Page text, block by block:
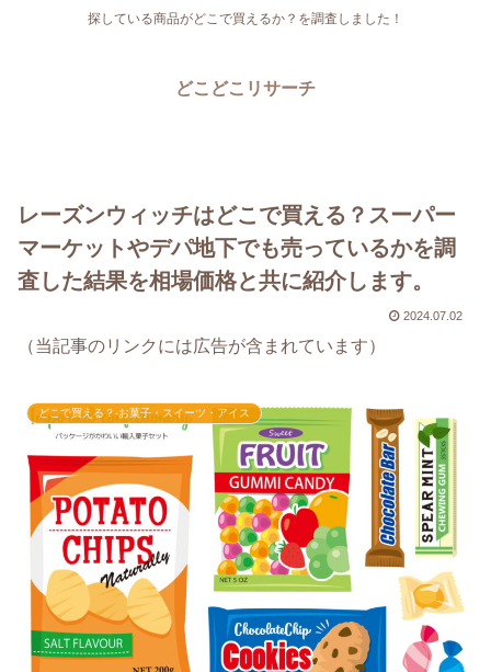
探している商品がどこで買えるか？を調査しました！
どこどこリサーチ
レーズンウィッチはどこで買える？スーパー
マーケットやデパ地下でも売っているかを調
査した結果を相場価格と共に紹介します。
2024.07.02
（当記事のリンクには広告が含まれています）
どこで買える？-お菓子・スイーツ・アイス